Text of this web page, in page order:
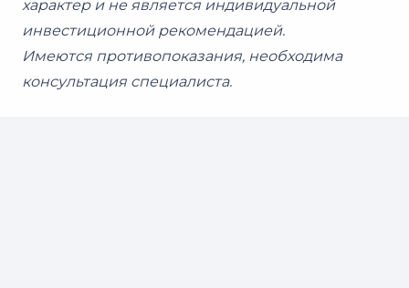
характер и не является индивидуальной
инвестиционной рекомендацией.
Имеются противопоказания, необходима
консультация специалиста.